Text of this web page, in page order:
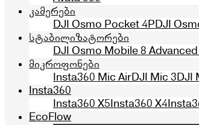
კამერები
DJI Osmo Pocket 4PDJI
სტაბილიზატორები
DJI Osmo Mobile 8
მიკროფონები
Insta360 Mic AirDJI Mic 3DJI
Insta360
Insta360 X5Insta360 X4
EcoFlow